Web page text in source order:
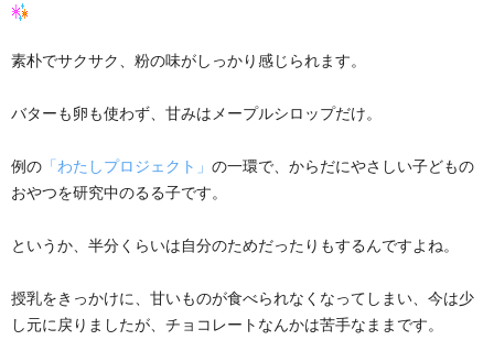
素朴でサクサク、粉の味がしっかり感じられます。
バターも卵も使わず、甘みはメープルシロップだけ。
例の 「わたしプロジェクト」 の一環で、からだにやさしい子どもの
おやつを研究中のるる子です。
というか、半分くらいは自分のためだったりもするんですよね。
授乳をきっかけに、甘いものが食べられなくなってしまい、今は少
し元に戻りましたが、チョコレートなんかは苦手なままです。